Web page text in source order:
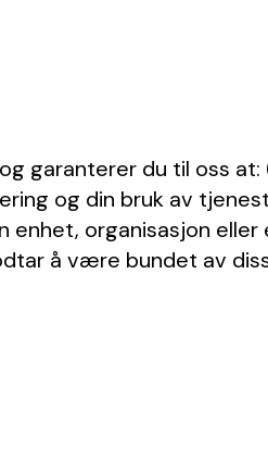
garanterer du til oss at:
og din bruk av
enhet, organisasjon
å være bundet av